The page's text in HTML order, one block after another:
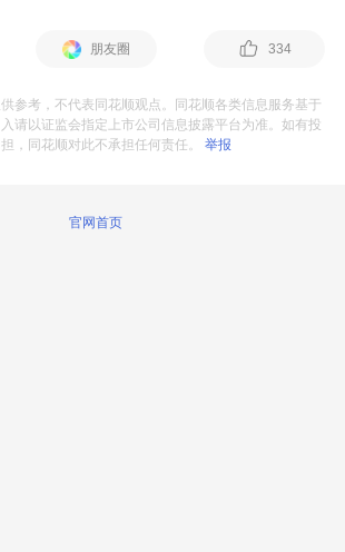
朋友圈 334
参考，不代表同花顺观点。同花顺各类信息服务基于
请以证监会指定上市公司信息披露平台为准。如有投
，同花顺对此不承担任何责任。举报
官网首页